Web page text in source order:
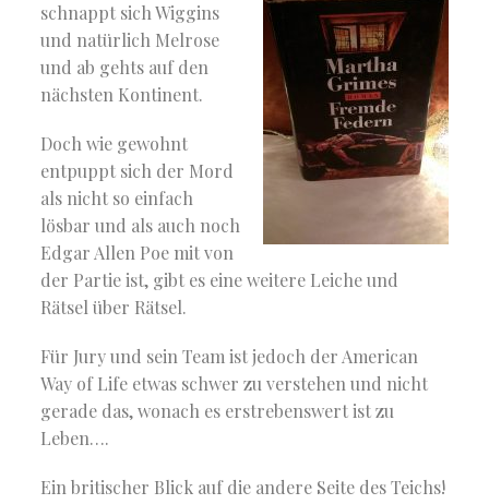
schnappt sich Wiggins
und natürlich Melrose
und ab gehts auf den
nächsten Kontinent.
Doch wie gewohnt
entpuppt sich der Mord
als nicht so einfach
lösbar und als auch noch
Edgar Allen Poe mit von
der Partie ist, gibt es eine weitere Leiche und
Rätsel über Rätsel.
Für Jury und sein Team ist jedoch der American
Way of Life etwas schwer zu verstehen und nicht
gerade das, wonach es erstrebenswert ist zu
Leben….
Ein britischer Blick auf die andere Seite des Teichs!